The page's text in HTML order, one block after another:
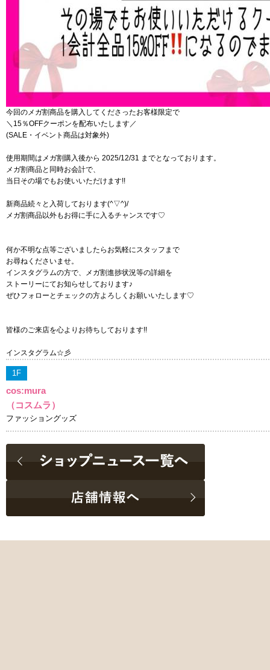
今回のメガ割商品を購入してくださったお客様限定で
＼15％OFFクーポンを配布いたします／
(SALE・イベント商品は対象外)
使用期間はメガ割購入後から 2025/12/31 までとなっております。
メガ割商品と同時お会計で、
当日その場でもお使いいただけます!!
新商品続々と入荷しております(^▽^)/
メガ割商品以外もお得に手に入るチャンスです♡
何か不明な点等ございましたらお気軽にスタッフまで
お尋ねくださいませ。
インスタグラムの方で、メガ割進捗状況等の詳細を
ストーリーにてお知らせしております♪
ぜひフォローとチェックの方よろしくお願いいたします♡
皆様のご来店を心よりお待ちしております!!
インスタグラム☆彡
1F
cos:mura
（コスムラ）
ファッショングッズ